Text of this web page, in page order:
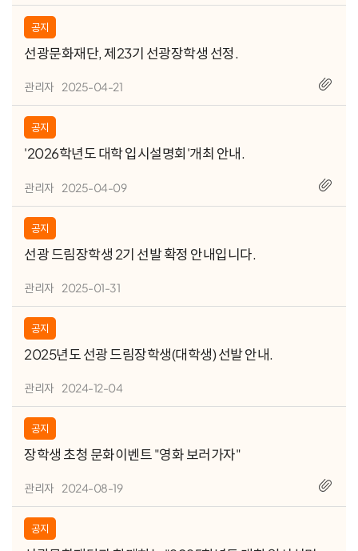
공지
선광문화재단, 제23기 선광장학생 선정.
관리자 2025-04-21
공지
'2026학년도 대학 입시설명회'개최 안내.
관리자 2025-04-09
공지
선광 드림장학생 2기 선발 확정 안내입니다.
관리자 2025-01-31
공지
2025년도 선광 드림장학생(대학생) 선발 안내.
관리자 2024-12-04
공지
장학생 초청 문화이벤트 "영화 보러가자"
관리자 2024-08-19
공지